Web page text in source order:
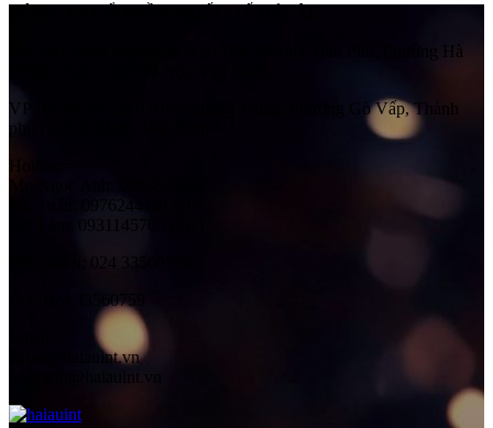
Số 41 Ngách 58 Ngõ 108, Đường Trần Phú, Phường Hà
VP HCM:
Số 525/1/10H Quang Trung, Phường Gò Vấp, Thành
phố Hồ Chí Minh, Việt Nam
Hotline:
Mr. Ngọc Anh: 0983565628
Mr. Tuấn: 0976244181 (HN)
Mr. Lâm: 0931145765 (SG)
024 33560759
haiau@haiauint.vn